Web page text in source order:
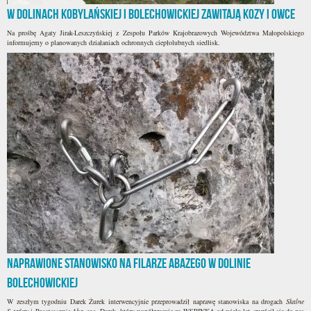
W Dolinach Kobylańskiej i Bolechowickiej zawitają kozy i owce
Na prośbę Agaty Jirak-Leszczyńskiej z Zespołu Parków Krajobrazowych Województwa Małopolskiego
informujemy o planowanych działaniach ochronnych ciepłolubnych siedlisk.
Naprawione stanowisko na Filarze Abazego w Dolinie
Bolechowickiej
W zeszłym tygodniu Darek Żurek interwencyjnie przeprowadził naprawę stanowiska na drogach Skalne